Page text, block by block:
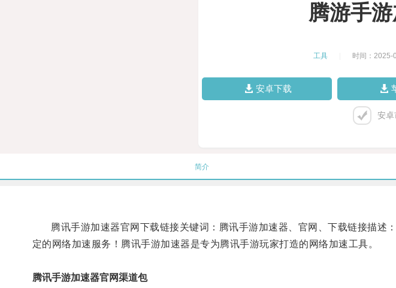
腾游手
工具 时间：2025-
安卓下载
安卓
简介
腾讯手游加速器官网下载链接关键词：腾讯手游加速器、官网、下载链接描述
定的网络加速服务！腾讯手游加速器是专为腾讯手游玩家打造的网络加速工具。
腾讯手游加速器官网渠道包